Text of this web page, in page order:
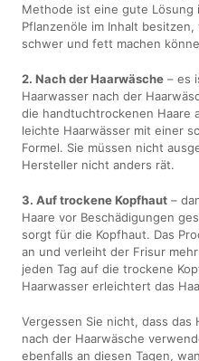
Methode ist eine gute Lösung
Pflanzenöle im Inhalt
schwer und fett machen
2. Nach der Haarwäsche – es
Haarwasser nach der
die handtuchtrockenen Haare
leichte Haarwässer mit einer
Formel. Sie müssen nicht
Hersteller nicht anders rät.
3. Auf trockene Kopfhaut –
Haare vor Beschädigungen
sorgt für die Kopfhaut. Das
an und verleiht der Frisur
jeden Tag auf die trockene
Haarwasser erleichtert das
Vergessen Sie nicht, dass
nach der Haarwäsche
ebenfalls an diesen Tagen,